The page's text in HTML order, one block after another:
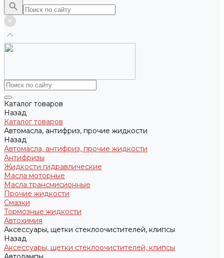
Каталог товаров
Назад
Каталог товаров
Автомасла, антифриз, прочие жидкости
Назад
Автомасла, антифриз, прочие жидкости
Антифризы
Жидкости гидравлические
Масла моторные
Масла трансмисионные
Прочие жидкости
Смазки
Тормозные жидкости
Автохимия
Аксессуары, щетки стеклоочистителей, клипсы
Назад
Аксессуары, щетки стеклоочистителей, клипсы